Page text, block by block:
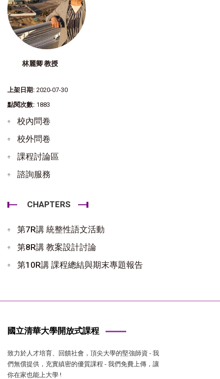
林麗卿 教授
上架日期: 2020-07-30
點閱次數: 1883
校內問卷
校外問卷
課程討論區
諮詢服務
CHAPTERS
第7R講 統整性語文活動
第8R講 教案設計討論
第10R講 課程總結與期末專題報告
國立清華大學開放式課程
致力於人才培育、回饋社會，頂尖大學的堅強師資 - 我
們無償提供，充實縝密的優質課程 - 我們免費上傳，讓
你在家也能上大學 !